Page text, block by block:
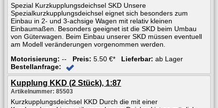
Spezial Kurzkupplungsdeichsel SKD Unsere
Spezialkurzkupplungsdeichsel eignet sich besonders zum
Einbau in 2- und 3-achsige Wagen mit relativ kleinen
Einbaumaßen. Besonders geeignet ist die SKD beim Umbau
von Güterwagen. Beim Einbau unserer SKD müssen eventuell
am Modell veränderungen vorgenommen werden.
Motorisierung: -- Preis: 5.50 €* Lieferbar: ab Lager
Bestellanfrage:
Kupplung KKD (2 Stück), 1:87
Artikelnummer: 85503
Kurzkupplungsdeichsel KKD Durch die mit einer